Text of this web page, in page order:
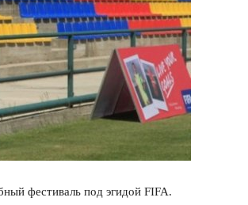
фестиваль под эгидой FIFA.